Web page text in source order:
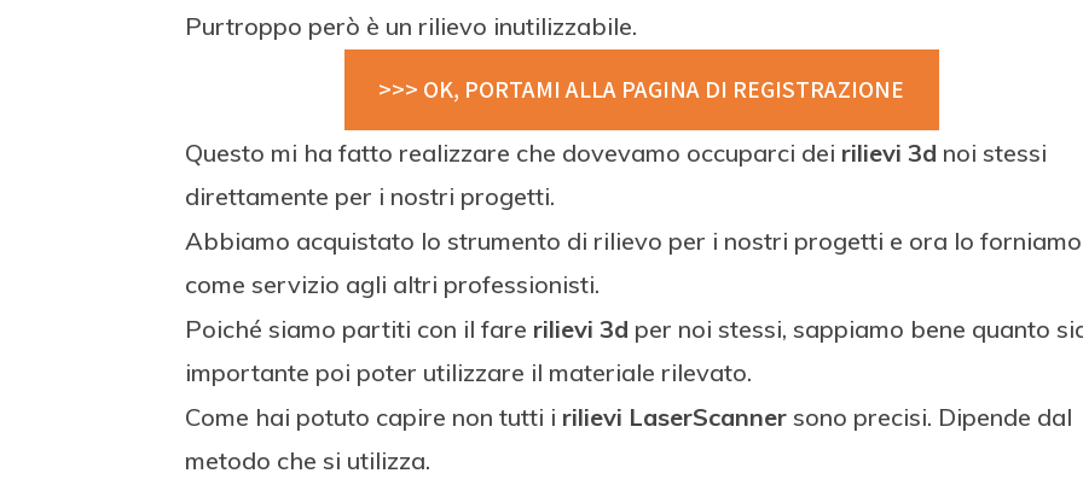
Purtroppo però è un rilievo inutilizzabile.
>>> OK, PORTAMI ALLA PAGINA DI REGISTRAZIONE
Questo mi ha fatto realizzare che dovevamo occuparci dei rilievi 3d noi stessi
direttamente per i nostri progetti.
Abbiamo acquistato lo strumento di rilievo per i nostri progetti e ora lo forniamo
come servizio agli altri professionisti.
Poiché siamo partiti con il fare rilievi 3d per noi stessi, sappiamo bene quanto
importante poi poter utilizzare il materiale rilevato.
Come hai potuto capire non tutti i rilievi LaserScanner sono precisi. Dipende dal
metodo che si utilizza.